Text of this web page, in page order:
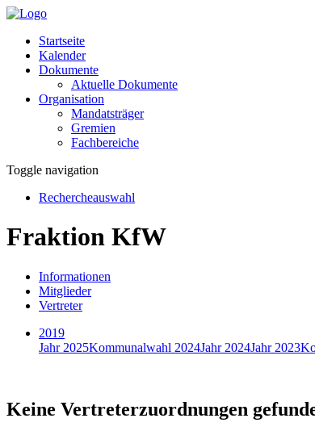
Startseite
Kalender
Dokumente
Aktuelle Dokumente
Organisation
Mandatsträger
Gremien
Fachbereiche
Toggle navigation
Rechercheauswahl
Fraktion KfW
Informationen
Mitglieder
Vertreter
2019
Jahr 2025Kommunalwahl 2024Jahr 2024Jahr 2023
Keine Vertreterzuordnungen